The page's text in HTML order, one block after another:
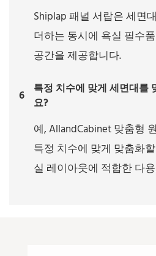
Shiplap 패널 서랍은 세면
더하는 동시에 욕실 필수
공간을 제공합니다.
6
특정 치수에 맞게 세면대를
요?
예, AllandCabinet 맞춤형
특정 치수에 맞게 맞춤화
실 레이아웃에 적합한 다